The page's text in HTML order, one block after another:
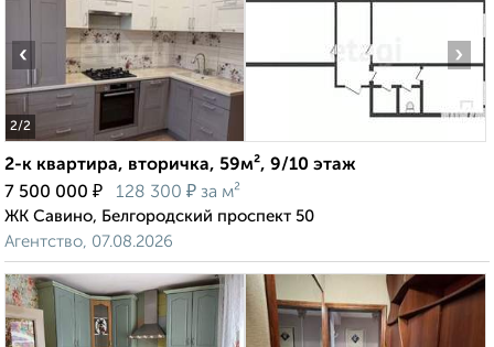
2/2
‹ ›
2-к квартира, вторичка, 59м², 9/10 этаж
7 500 000 ₽ 128 300 ₽ за м²
ЖК Савино, Белгородский проспект 50
Агентство, 07.08.2026